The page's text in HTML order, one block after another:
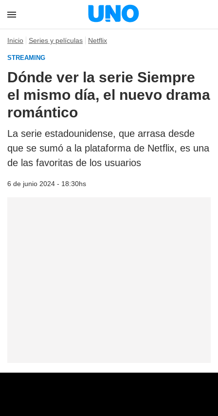
Inicio Series y películas Netflix
STREAMING
Dónde ver la serie Siempre
el mismo día, el nuevo drama
romántico
La serie estadounidense, que arrasa desde
que se sumó a la plataforma de Netflix, es una
de las favoritas de los usuarios
6 de junio 2024 - 18:30hs